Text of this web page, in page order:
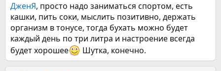
ДженЯ, просто надо заниматься спортом, есть
кашки, пить соки, мыслить позитивно, держать
организм в тонусе, тогда бухать можно будет
каждый день по три литра и настроение всегда
будет хорошее
Шутка, конечно.